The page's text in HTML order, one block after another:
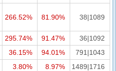
266.52% 81.90% 38|1089
295.74% 91.47%
36|1092
36.15% 94.01%
791|1043
3.80% 8.97%
1489|1716